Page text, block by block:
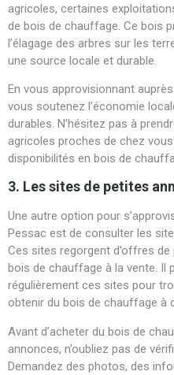
agricoles, certaines
de bois de chauffage. Ce bois
l’élagage des arbres sur les
une source locale et durable.
En vous approvisionnant
vous soutenez l’économie
durables. N’hésitez pas à
agricoles proches de chez
disponibilités en bois de
3. Les sites de petites
Une autre option pour
Pessac est de consulter les
Ces sites regorgent d’offres
bois de chauffage à la vente.
régulièrement ces sites pour
obtenir du bois de chauffage à
Avant d’acheter du bois de
annonces, n’oubliez pas de
Demandez des photos, des